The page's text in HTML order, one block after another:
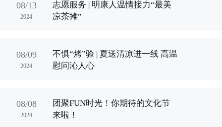
08/13
2024
志愿服务 | 明康人温情接力“最美
凉茶摊”
08/09
2024
不惧“烤”验 | 夏送清凉进一线 高温
慰问沁人心
08/08
2024
团聚FUN时光！你期待的文化节
来啦！